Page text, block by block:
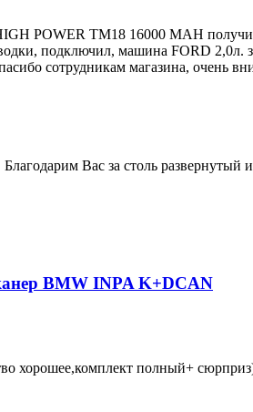
POWER TM18 16000 MAH
подключил, машина FORD 2,0л.
сотрудникам магазина, очень
Вас за столь
BMW INPA K+DCAN
хорошее,комплект полный+